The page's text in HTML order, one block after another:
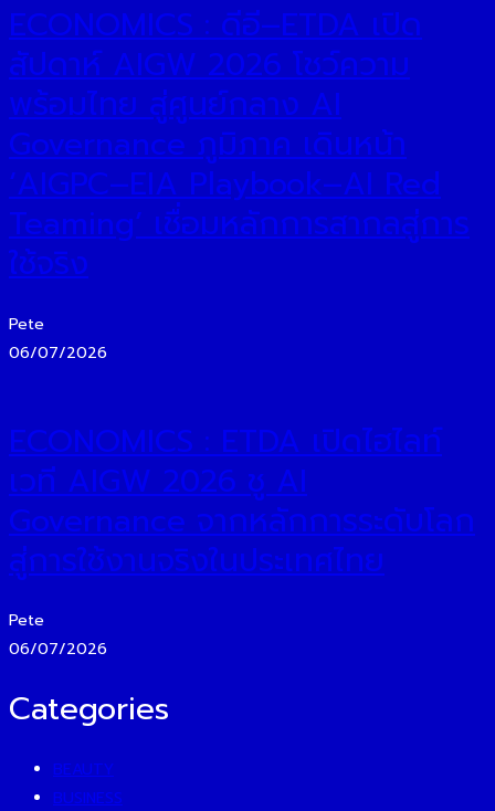
ECONOMICS : ดีอี–ETDA เปิด
สัปดาห์ AIGW 2026 โชว์ความ
พร้อมไทย สู่ศูนย์กลาง AI
Governance ภูมิภาค เดินหน้า
‘AIGPC–EIA Playbook–AI Red
Teaming’ เชื่อมหลักการสากลสู่การ
ใช้จริง
Pete
06/07/2026
ECONOMICS : ETDA เปิดไฮไลท์
เวที AIGW 2026 ชู AI
Governance จากหลักการระดับโลก
สู่การใช้งานจริงในประเทศไทย
Pete
06/07/2026
Categories
BEAUTY
BUSINESS